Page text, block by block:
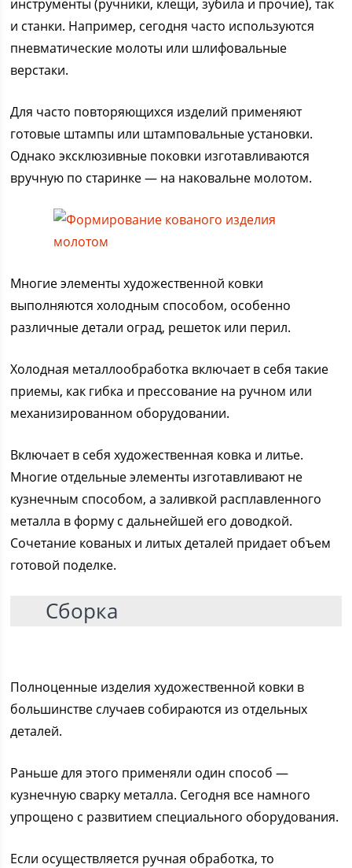
инструменты (ручники, клещи, зубила и прочие), так
и станки. Например, сегодня часто используются
пневматические молоты или шлифовальные
верстаки.
Для часто повторяющихся изделий применяют
готовые штампы или штамповальные установки.
Однако эксклюзивные поковки изготавливаются
вручную по старинке — на наковальне молотом.
Многие элементы художественной ковки
выполняются холодным способом, особенно
различные детали оград, решеток или перил.
Холодная металлообработка включает в себя такие
приемы, как гибка и прессование на ручном или
механизированном оборудовании.
Включает в себя художественная ковка и литье.
Многие отдельные элементы изготавливают не
кузнечным способом, а заливкой расплавленного
металла в форму с дальнейшей его доводкой.
Сочетание кованых и литых деталей придает объем
готовой поделке.
Сборка
Полноценные изделия художественной ковки в
большинстве случаев собираются из отдельных
деталей.
Раньше для этого применяли один способ —
кузнечную сварку металла. Сегодня все намного
упрощено с развитием специального оборудования.
Если осуществляется ручная обработка, то